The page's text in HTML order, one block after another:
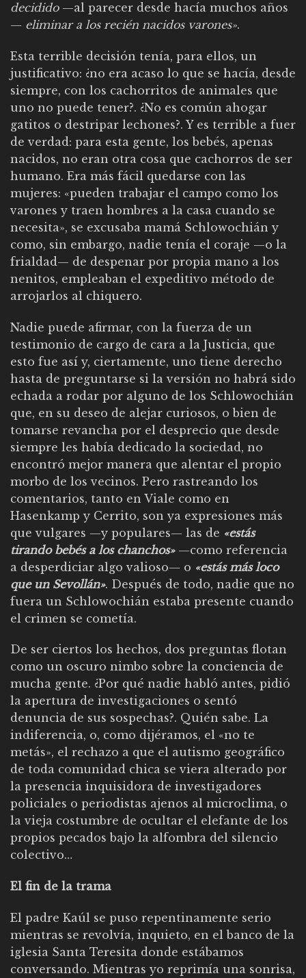
decidido—al parecer desde hacía muchos años
— eliminar a los recién nacidos varones».
Esta terrible decisión tenía, para ellos, un
justificativo: ¿no era acaso lo que se hacía, desde
siempre, con los cachorritos de animales que
uno no puede tener?. ¿No es común ahogar
gatitos o destripar lechones?. Y es terrible a fuer
de verdad: para esta gente, los bebés, apenas
nacidos, no eran otra cosa que cachorros de ser
humano. Era más fácil quedarse con las
mujeres: «pueden trabajar el campo como los
varones y traen hombres a la casa cuando se
necesita», se excusaba mamá Schlowochián y
como, sin embargo, nadie tenía el coraje —o la
frialdad— de despenar por propia mano a los
nenitos, empleaban el expeditivo método de
arrojarlos al chiquero.
Nadie puede afirmar, con la fuerza de un
testimonio de cargo de cara a la Justicia, que
esto fue así y, ciertamente, uno tiene derecho
hasta de preguntarse si la versión no habrá sido
echada a rodar por alguno de los Schlowochián
que, en su deseo de alejar curiosos, o bien de
tomarse revancha por el desprecio que desde
siempre les había dedicado la sociedad, no
encontró mejor manera que alentar el propio
morbo de los vecinos. Pero rastreando los
comentarios, tanto en Viale como en
Hasenkamp y Cerrito, son ya expresiones más
que vulgares —y populares— las de «estás
tirando bebés a los chanchos»—como referencia
a desperdiciar algo valioso— o «estás más loco
que un Sevollán». Después de todo, nadie que no
fuera un Schlowochián estaba presente cuando
el crimen se cometía.
De ser ciertos los hechos, dos preguntas flotan
como un oscuro nimbo sobre la conciencia de
mucha gente. ¿Por qué nadie habló antes, pidió
la apertura de investigaciones o sentó
denuncia de sus sospechas?. Quién sabe. La
indiferencia, o, como dijéramos, el «no te
metás», el rechazo a que el autismo geográfico
de toda comunidad chica se viera alterado por
la presencia inquisidora de investigadores
policiales o periodistas ajenos al microclima, o
la vieja costumbre de ocultar el elefante de los
propios pecados bajo la alfombra del silencio
colectivo…
El fin de la trama
El padre Kaúl se puso repentinamente serio
mientras se revolvía, inquieto, en el banco de la
iglesia Santa Teresita donde estábamos
conversando. Mientras yo reprimía una sonrisa,